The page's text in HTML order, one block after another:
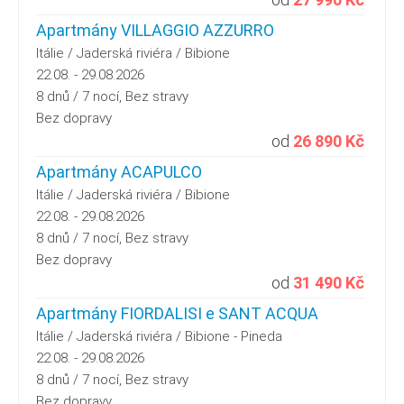
Apartmány VILLAGGIO AZZURRO
Itálie / Jaderská riviéra / Bibione
22.08. - 29.08.2026
8 dnů / 7 nocí, Bez stravy
Bez dopravy
od 26 890 Kč
Apartmány ACAPULCO
Itálie / Jaderská riviéra / Bibione
22.08. - 29.08.2026
8 dnů / 7 nocí, Bez stravy
Bez dopravy
od 31 490 Kč
Apartmány FIORDALISI e SANT ACQUA
Itálie / Jaderská riviéra / Bibione - Pineda
22.08. - 29.08.2026
8 dnů / 7 nocí, Bez stravy